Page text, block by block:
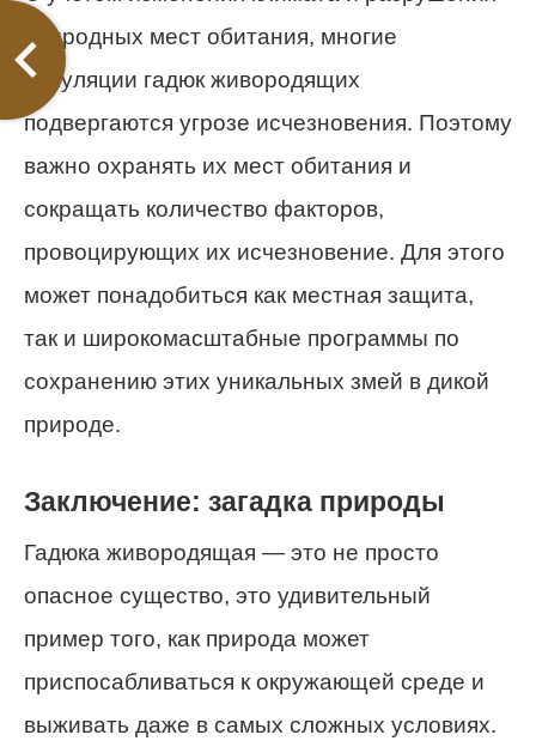
природных мест обитания, многие
популяции гадюк живородящих
подвергаются угрозе исчезновения. Поэтому
важно охранять их мест обитания и
сокращать количество факторов,
провоцирующих их исчезновение. Для этого
может понадобиться как местная защита,
так и широкомасштабные программы по
сохранению этих уникальных змей в дикой
природе.
Заключение: загадка природы
Гадюка живородящая — это не просто
опасное существо, это удивительный
пример того, как природа может
приспосабливаться к окружающей среде и
выживать даже в самых сложных условиях.